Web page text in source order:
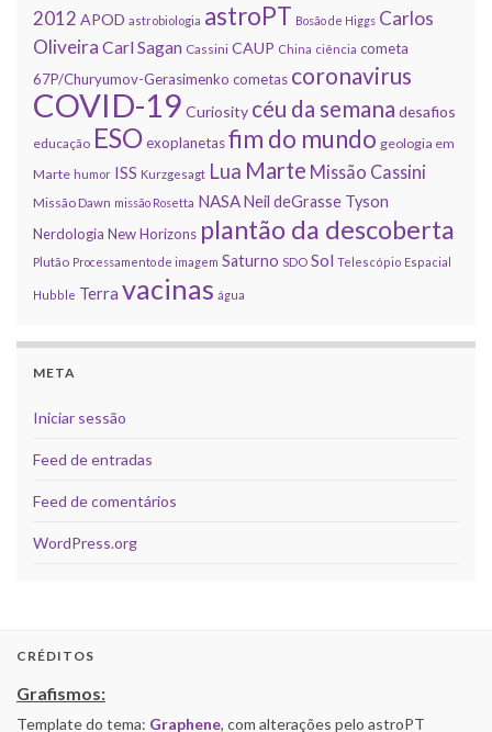
2012 APOD astrobiologia astroPT Bosão de Higgs Carlos
Oliveira Carl Sagan Cassini CAUP China ciência cometa
67P/Churyumov-Gerasimenko cometas coronavirus
COVID-19 Curiosity céu da semana desafios
educação ESOexoplanetasfim do mundo geologia em
Marte humor ISS Kurzgesagt Lua Marte Missão Cassini
Missão Dawn missão Rosetta NASANeil deGrasse Tyson
Nerdologia New Horizons plantão da descoberta
Plutão Processamento de imagem Saturno SDO Sol Telescópio Espacial
Hubble Terra vacinas água
META
Iniciar sessão
Feed de entradas
Feed de comentários
WordPress.org
CRÉDITOS
Grafismos:
Template do tema: Graphene, com alterações pelo astroPT